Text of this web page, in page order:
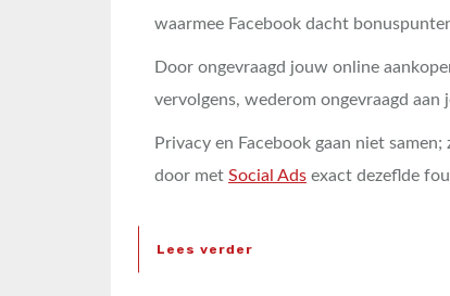
waarmee Facebook dacht
Door ongevraagd jouw online
vervolgens, wederom ongevraagd aan
Privacy en Facebook gaan niet
door met Social Ads exact dezeflde
Lees verder